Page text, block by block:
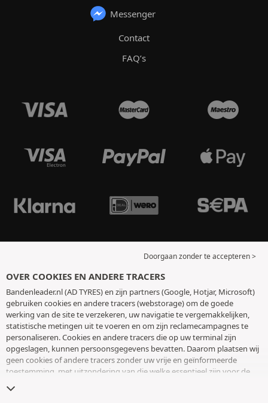
Messenger
Contact
FAQ’s
Doorgaan zonder te accepteren >
OVER COOKIES EN ANDERE TRACERS
Bandenleader.nl (AD TYRES) en zijn partners (Google, Hotjar, Microsoft)
gebruiken cookies en andere tracers (webstorage) om de goede
werking van de site te verzekeren, uw navigatie te vergemakkelijken,
statistische metingen uit te voeren en om zijn reclamecampagnes te
personaliseren. Cookies en andere tracers die op uw terminal zijn
opgeslagen, kunnen persoonsgegevens bevatten. Daarom plaatsen wij
geen cookies of andere tracers zonder uw vrije en geïnformeerde
toestemming, met uitzondering van die welke essentieel zijn voor de
toestemming op elk moment intrekken door naar de pagina over